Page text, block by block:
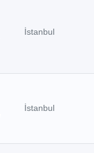
İstanbul
İstanbul